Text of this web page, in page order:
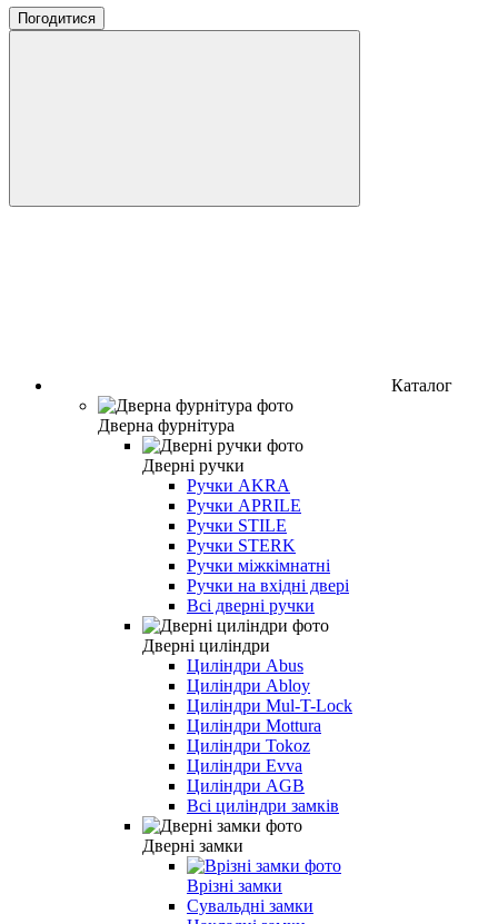
Погодитися
Каталог
Дверна фурнітура
Дверні ручки
Ручки AKRA
Ручки APRILE
Ручки STILE
Ручки STERK
Ручки міжкімнатні
Ручки на вхідні двері
Всі дверні ручки
Дверні циліндри
Циліндри Abus
Циліндри Abloy
Циліндри Mul-T-Lock
Циліндри Mottura
Циліндри Tokoz
Циліндри Evva
Циліндри AGB
Всі циліндри замків
Дверні замки
Врізні замки
Сувальдні замки